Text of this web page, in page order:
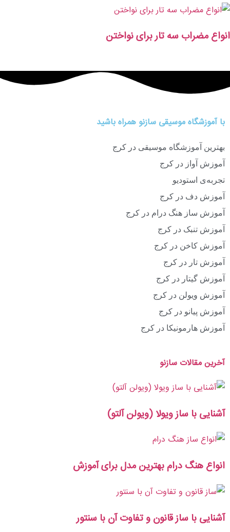
انواع مضراب سه تار برای نواختن
با آموزشگاه موسیقی سازنو همراه باشید
بهترین آموزشگاه موسیقی در کرج
آموزش آواز در کرج
تجربه‌ی استودیو
آموزش دف در کرج
آموزش ساز هنگ درام در کرج
آموزش تنبک در کرج
آموزش کاخن در کرج
آموزش تار در کرج
آموزش گیتار در کرج
آموزش ویولن در کرج
آموزش پیانو در کرج
آموزش هارمونیکا در کرج
آخرین مقالات سازنو
آشنایی با ساز ویولا (ویولن آلتو)
انواع هنگ درام بهترین مدل برای آموزش
آشنایی با ساز قانون و تفاوت آن با سنتور